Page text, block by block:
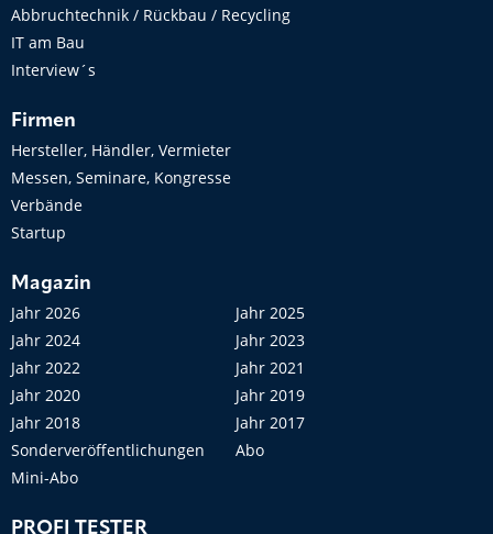
Abbruchtechnik / Rückbau / Recycling
IT am Bau
Interview´s
Firmen
Hersteller, Händler, Vermieter
Messen, Seminare, Kongresse
Verbände
Startup
Magazin
Jahr 2026
Jahr 2025
Jahr 2024
Jahr 2023
Jahr 2022
Jahr 2021
Jahr 2020
Jahr 2019
Jahr 2018
Jahr 2017
Sonderveröffentlichungen
Abo
Mini-Abo
PROFI TESTER